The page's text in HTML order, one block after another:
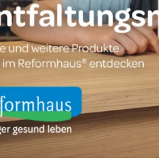
25727
Schwedler
Düsseldorf, HRB 60773